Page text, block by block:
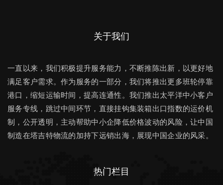
关于我们
一直以来，我们积极提升服务能力，不断推陈出新，以更好地
满足客户需求。作为服务的一部分，我们将推出更多班轮停靠
港口，缩短运输时间，提高连通性。我们推出太平洋中小客户
服务专线，跳过中间环节，直接挂钩集装箱出口指数的运价机
制，公开透明，主动帮助中小企降低价格波动的风险，让中国
制造在塔吉特物流的加持下远销出海，展现中国企业的风采。
热门栏目